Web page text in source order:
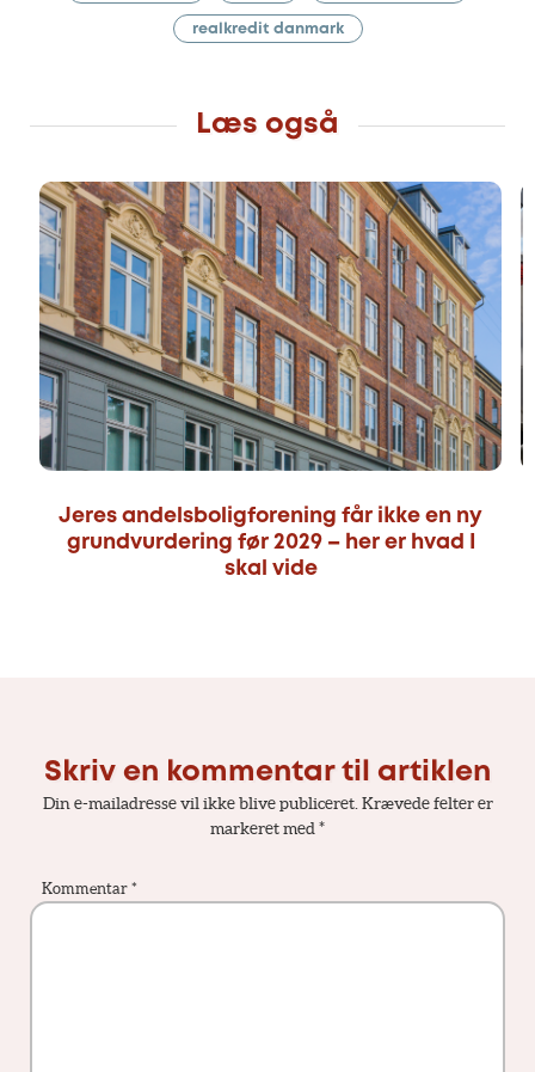
realkredit danmark
Læs også
Jeres andelsboligforening får ikke en ny
grundvurdering før 2029 – her er hvad I
skal vide
Skriv en kommentar til artiklen
Din e-mailadresse vil ikke blive publiceret. Krævede felter er
markeret med*
Kommentar *